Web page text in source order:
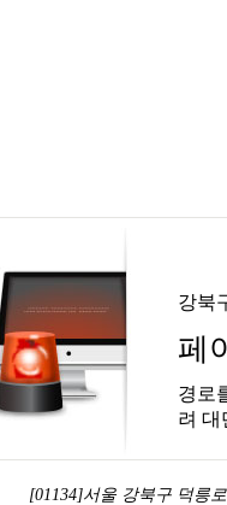
강북
페
경로
려 대
[01134]서울 강북구 덕릉